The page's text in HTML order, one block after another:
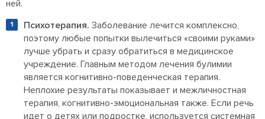
ней.
Психотерапия. Заболевание лечится комплексно,
поэтому любые попытки вылечиться «своими руками»
лучше убрать и сразу обратиться в медицинское
учреждение. Главным методом лечения булимии
является когнитивно-поведенческая терапия.
Неплохие результаты показывает и межличностная
терапия, когнитивно-эмоциональная также. Если речь
идет о детях или подростке, используется системная